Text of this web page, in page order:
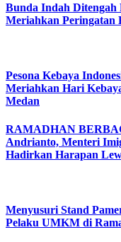
Bunda Indah Ditengah
Meriahkan Peringatan
Pesona Kebaya
Meriahkan Hari
Medan
RAMADHAN
Andrianto, Menteri
Hadirkan Harapan
Menyusuri Stand
Pelaku UMKM di